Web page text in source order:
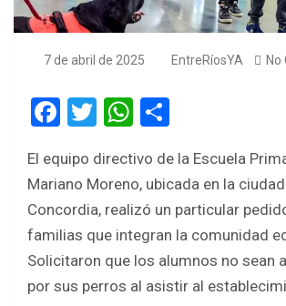
7 de abril de 2025 EntreRíosYA
F
ce
b
o
o
k
T
tt
er
W
at
s
A
p
p
ar
e
El equipo directivo de la Escuela
Mariano Moreno, ubicada en la
Concordia, realizó un particular
familias que integran la comunidad
Solicitaron que los alumnos no sean
por sus perros al asistir al